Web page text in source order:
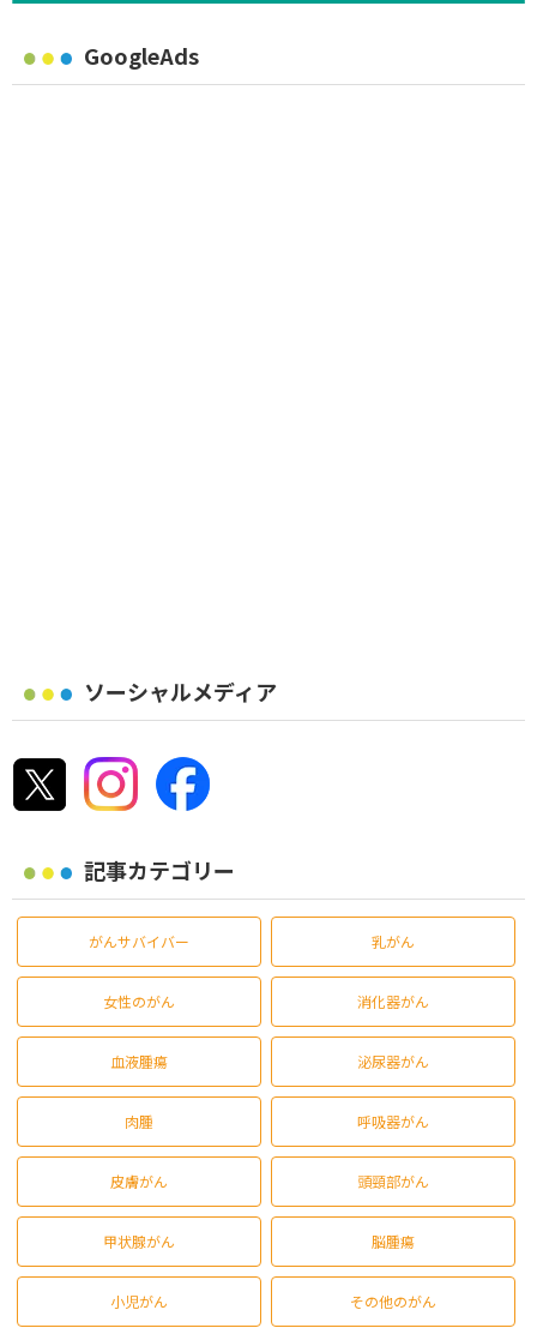
GoogleAds
ソーシャルメディア
記事カテゴリー
がんサバイバー 乳がん
女性のがん 消化器がん
血液腫瘍 泌尿器がん
肉腫 呼吸器がん
皮膚がん 頭頸部がん
甲状腺がん 脳腫瘍
小児がん その他のがん